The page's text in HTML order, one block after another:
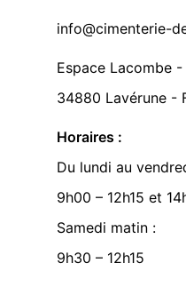
info@cimenterie-
Espace Lacombe
34880 Lavérune -
Horaires :
Du lundi au
9h00 – 12h15 et
Samedi matin :
9h30 – 12h15